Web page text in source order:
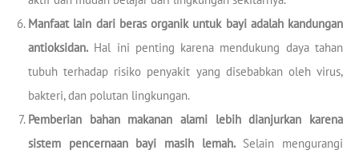
Manfaat lain dari beras organik untuk bayi adalah kandungan
antioksidan. Hal ini penting karena mendukung daya tahan
tubuh terhadap risiko penyakit yang disebabkan oleh virus,
bakteri, dan polutan lingkungan.
Pemberian bahan makanan alami lebih dianjurkan karena
sistem pencernaan bayi masih lemah.Selain mengurangi